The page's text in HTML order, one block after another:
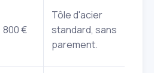
800 €
Tôle d'acier
standard, sans
parement.